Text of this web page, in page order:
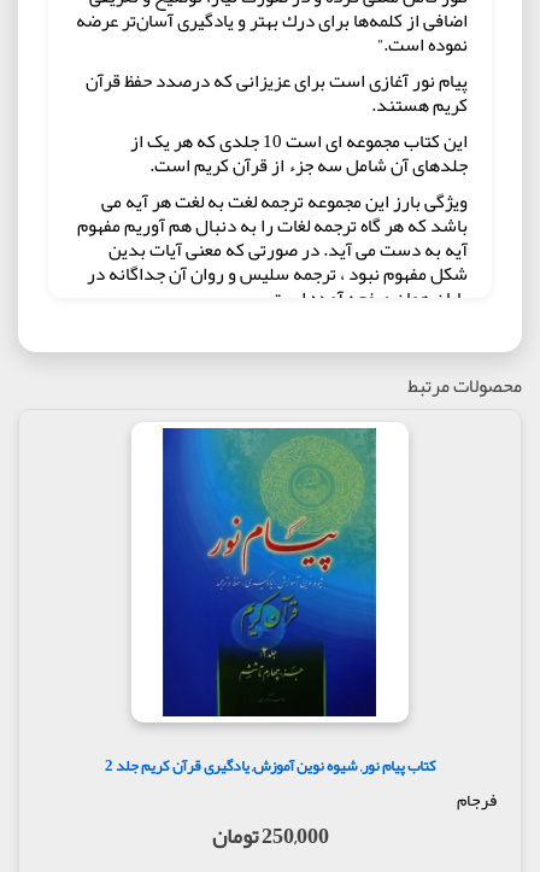
اضافی از كلمه‌ها برای درك بهتر و یادگیری آسان‌تر عرضه
نموده است.”
پیام نور آغازی است برای عزیزانی که درصدد حفظ قرآن
کریم هستند.
این کتاب مجموعه ای است 10 جلدی که هر یک از
جلدهای آن شامل سه جزء از قرآن کریم است.
ویژگی بارز این مجموعه ترجمه لغت به لغت هر آیه می
باشد که هر گاه ترجمه لغات را به دنبال هم آوریم مفهوم
آیه به دست می آید. در صورتی که معنی آیات بدین
شکل مفهوم نبود ، ترجمه سلیس و روان آن جداگانه در
پایان همان صفحه آمده است.
موفقیت خود را به اثبات رسانیده ، ضمن اینکه برای
ترجمه اجمالی هم مورد استفاده قرار گرفته است.
امید می رود که شما راهیان حق با مطالعه این کتاب در
زمره حافظان قرآن قرار گیرید.
مولف : طاهره لاجوردی
ناشر : انتشارات فرجام
محصولات مرتبط
کتاب پیام نور, شیوه نوین آموزش, یادگیری قرآن کریم جلد 2
فرجام
250,000 تومان